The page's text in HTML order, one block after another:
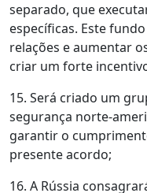
separado, que
específicas. Este
relações e aumentar
criar um forte
15. Será criado um
segurança norte-
garantir o
presente acordo;
16. A Rússia